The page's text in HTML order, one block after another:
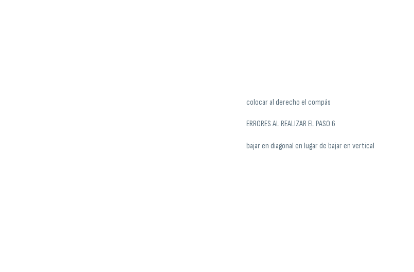
colocar al derecho el compás
ERRORES AL REALIZAR EL PASO 6
bajar en diagonal en lugar de bajar en vertical